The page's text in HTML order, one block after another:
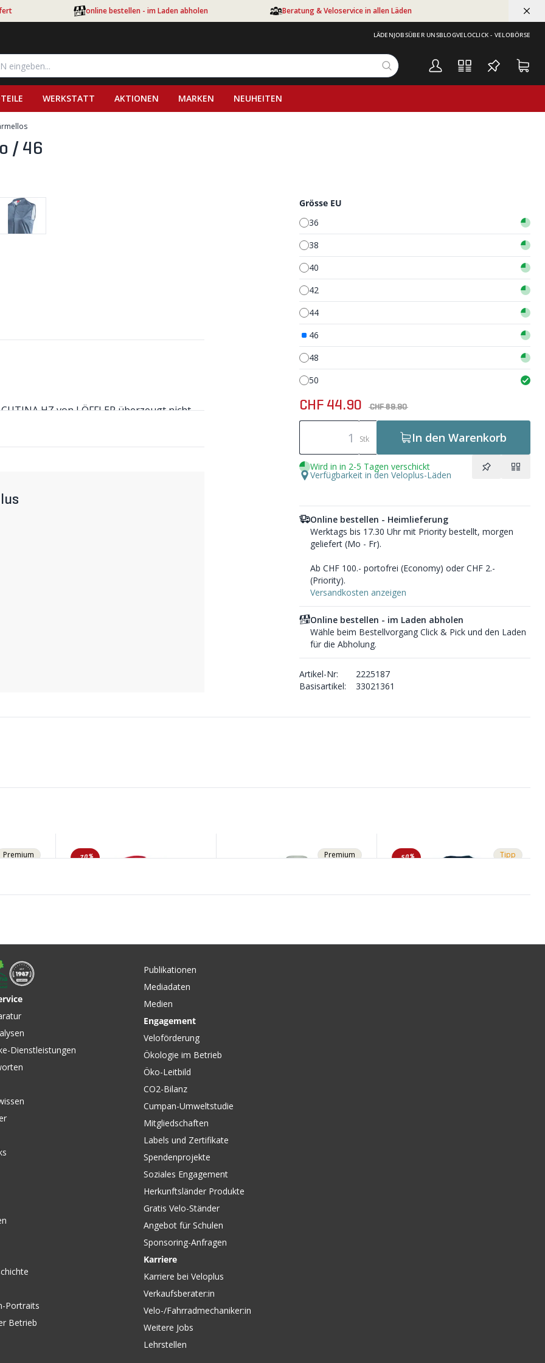
online bestellen - im Laden abholen Beratung & Veloservice in allen Läden
LÄDENJOBSÜBER UNSBLOGVELOCLICK - VELOBÖRSE
WERKSTATT AKTIONEN MARKEN NEUHEITEN
/ 46
HZ von LÖFFLER überzeugt nicht
Zudem ist es auch in grossen
ist in der Seitennaht kaum zu
Grösse EU
36
38
40
42
44
46
48
50
CHF 44.90 CHF 89.90
Stk In den Warenkorb
Wird in in 2-5 Tagen verschickt
Verfügbarkeit in den Veloplus-Läden
Online bestellen - Heimlieferung
Werktags bis 17.30 Uhr mit Priority bestellt, morgen
geliefert (Mo - Fr).
Ab CHF 100.- portofrei (Economy) oder CHF 2.-
(Priority).
Versandkosten anzeigen
Online bestellen - im Laden abholen
Wähle beim Bestellvorgang Click & Pick und den Laden
für die Abholung.
Artikel-Nr:
2225187
Basisartikel:
33021361
Premium -70%
CHF 109.00
CIELO HZ Damen-
Kurzarmtrikot Poppy Red
von LÖFFLER
Premium -50% Tipp
Dienstleistungen
Portraits
Betrieb
Publikationen
Mediadaten
Medien
Engagement
Veloförderung
Ökologie im Betrieb
Öko-Leitbild
CO2-Bilanz
Cumpan-Umweltstudie
Mitgliedschaften
Labels und Zertifikate
Spendenprojekte
Soziales Engagement
Herkunftsländer Produkte
Gratis Velo-Ständer
Angebot für Schulen
Sponsoring-Anfragen
Karriere
Karriere bei Veloplus
Verkaufsberater:in
Velo-/Fahrradmechaniker:in
Weitere Jobs
Lehrstellen